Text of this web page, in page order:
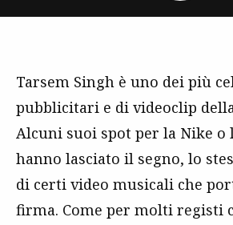
Tarsem Singh è uno dei più
pubblicitari e di videoclip
Alcuni suoi spot per la Nike o
hanno lasciato il segno, lo
di certi video musicali che
firma. Come per molti registi